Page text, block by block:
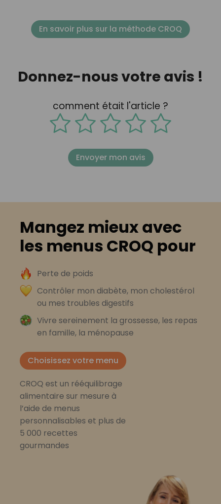
En savoir plus sur la méthode CROQ
Donnez-nous votre avis !
comment était l'article ?
Envoyer mon avis
Mangez mieux avec
les menus CROQ pour
Perte de poids
Contrôler mon diabète, mon cholestérol
ou mes troubles digestifs
Vivre sereinement la grossesse, les repas
en famille, la ménopause
Choisissez votre menu
CROQ est un rééquilibrage
alimentaire sur mesure à
l’aide de menus
personnalisables et plus de
5 000 recettes
gourmandes